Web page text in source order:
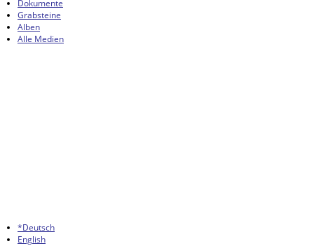
Dokumente
Grabsteine
Alben
Alle Medien
*Deutsch
English